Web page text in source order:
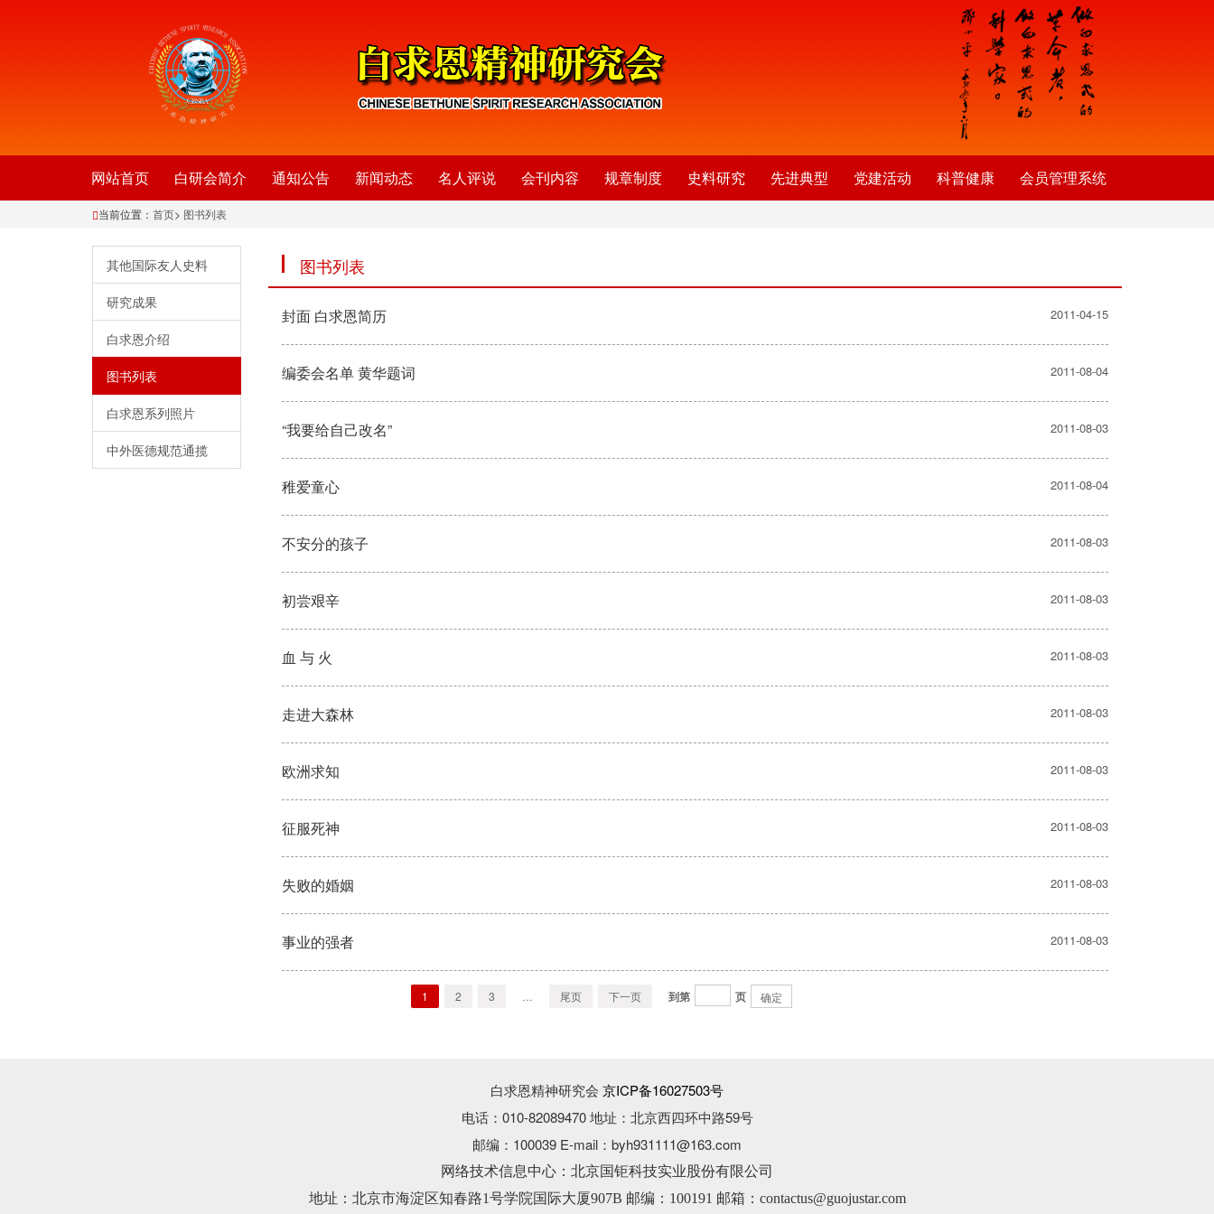
网站首页 白研会简介 通知公告 新闻动态 名人评说 会刊内容 规章制度 史料研究 先进典型 党建活动 科普健康 会员管理系统
当前位置： 首页> 图书列表
其他国际友人史料
研究成果
白求恩介绍
图书列表
白求恩系列照片
中外医德规范通揽
图书列表
封面 白求恩简历 2011-04-15
编委会名单 黄华题词 2011-08-04
“我要给自己改名” 2011-08-03
稚爱童心 2011-08-04
不安分的孩子 2011-08-03
初尝艰辛 2011-08-03
血 与 火 2011-08-03
走进大森林 2011-08-03
欧洲求知 2011-08-03
征服死神 2011-08-03
失败的婚姻 2011-08-03
事业的强者 2011-08-03
1 2 3 尾页 下一页 到第 页 确定
白求恩精神研究会 京ICP备16027503号
电话：010-82089470 地址：北京西四环中路59号
邮编：100039 E-mail：byh931111@163.com
网络技术信息中心：北京国钜科技实业股份有限公司
地址：北京市海淀区知春路1号学院国际大厦907B 邮编：100191 邮箱：contactus@guojustar.com